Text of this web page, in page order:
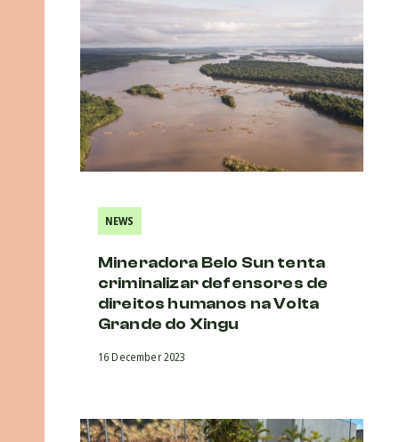
NEWS
Mineradora Belo Sun tenta
criminalizar defensores de
direitos humanos na Volta
Grande do Xingu
16 December 2023